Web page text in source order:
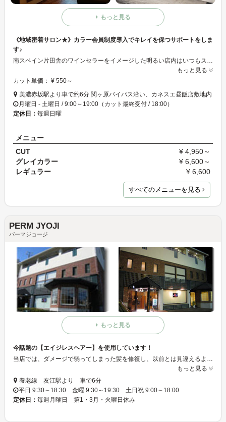
もっと見る
《地域密着サロン★》カラー会員制度導入でキレイを保つサポートをしま
す♪
もっと見る
カット単価： ¥ 550～
美濃赤坂駅より車で約6分 関ヶ原バイパス沿い、カネスエ昼飯店敷地内
月曜日 - 土曜日 / 9:00～19:00（カット最終受付 / 18:00）
定休日： 毎週日曜
メニュー
CUT
¥ 4,950～
グレイカラー
¥ 6,600～
レギュラー
¥ 6,600
すべてのメニューを見る
PERM JYOJI
パーマジョージ
もっと見る
今話題の【エイジレスヘアー】を使用しています！
当店では、ダメージで弱ってしまった髪を修復し、以前とは見違えるようなはりとツヤを手に入れることが出来ます☆そのほかに、リピーター続出のヘッドスパも大好評！
もっと見る
養老線 友江駅より 車で6分
平日 9:30～18:30 金曜 9:30～19:30 土日祝 9:00～18:00
定休日： 毎週月曜日 第1・3月・火曜日休み